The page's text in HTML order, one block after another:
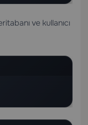
ve kullanıcı